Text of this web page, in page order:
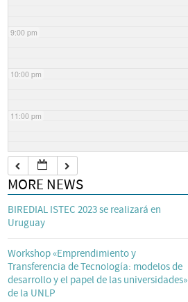
9:00 pm
10:00 pm
11:00 pm
MORE NEWS
BIREDIAL ISTEC 2023 se realizará en
Uruguay
Workshop «Emprendimiento y
Transferencia de Tecnología: modelos de
desarrollo y el papel de las universidades»
de la UNLP